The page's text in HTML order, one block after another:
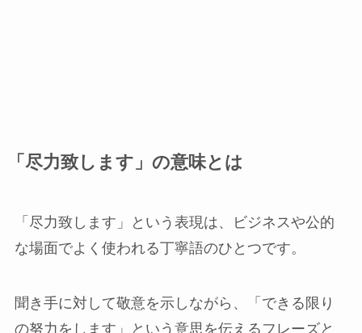
「尽力致します」の意味とは
「尽力致します」という表現は、ビジネスや公的
な場面でよく使われる丁寧語のひとつです。
聞き手に対して敬意を示しながら、「できる限り
の努力をします」という意思を伝えるフレーズと